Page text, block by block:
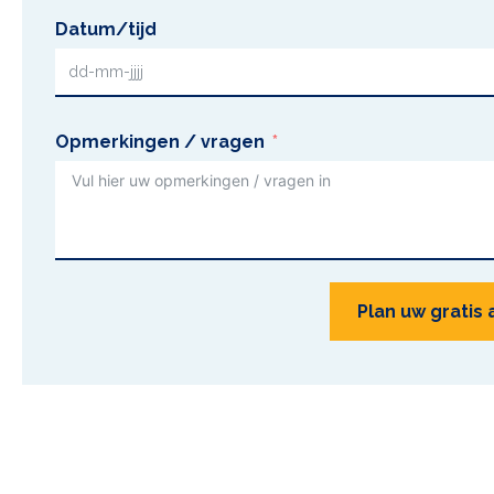
Datum/tijd
Opmerkingen / vragen
Plan uw gratis